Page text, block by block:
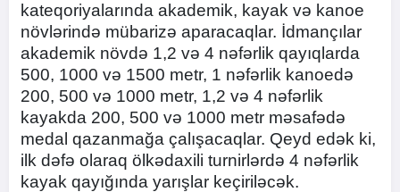
kateqoriyalarında akademik, kayak və kanoe
növlərində mübarizə aparacaqlar. İdmançılar
akademik növdə 1,2 və 4 nəfərlik qayıqlarda
500, 1000 və 1500 metr, 1 nəfərlik kanoedə
200, 500 və 1000 metr, 1,2 və 4 nəfərlik
kayakda 200, 500 və 1000 metr məsafədə
medal qazanmağa çalışacaqlar. Qeyd edək ki,
ilk dəfə olaraq ölkədaxili turnirlərdə 4 nəfərlik
kayak qayığında yarışlar keçiriləcək.